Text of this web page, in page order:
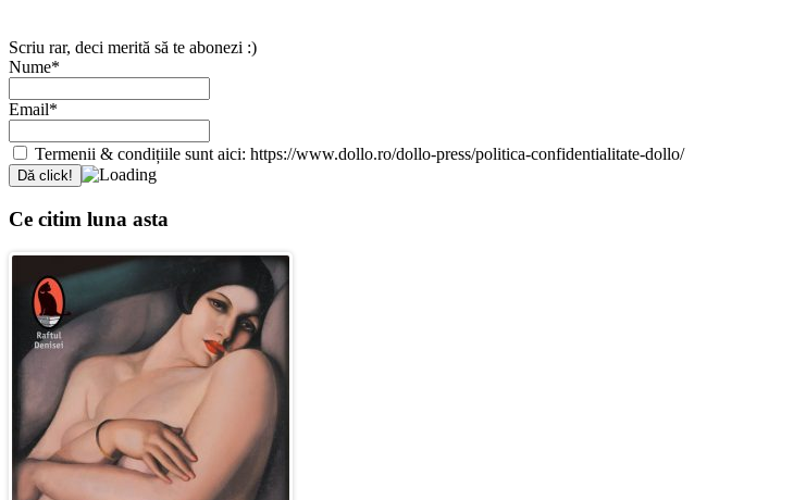
Scriu rar, deci merită să te abonezi :)
Nume*
Email*
Termenii & condițiile sunt aici: https://www.dollo.ro/dollo-press/politica-confidentialitate-dollo/
Ce citim luna asta